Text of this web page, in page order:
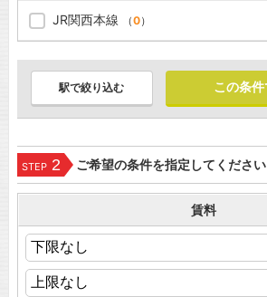
JR関西本線 （0）
駅で絞り込む
STEP 2 ご希望の条件を指定してください
賃料